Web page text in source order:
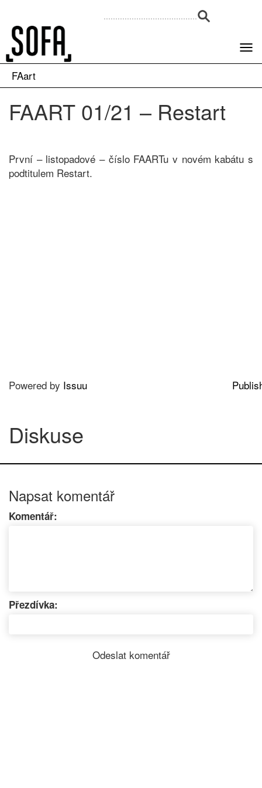
FAart
FAART 01/21 – Restart
První – listopadové – číslo FAARTu v novém kabátu s
podtitulem Restart.
Powered by Issuu
Diskuse
Napsat komentář
Komentář:
Přezdívka: